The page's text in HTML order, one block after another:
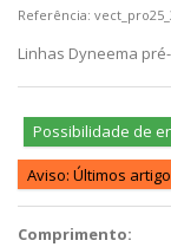
Referência:
Linhas Dyneema
Possibilidade de
Aviso: Últimos
Comprimento: